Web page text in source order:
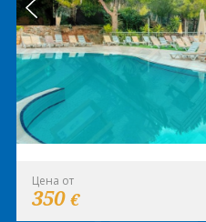
Цена от
350 €